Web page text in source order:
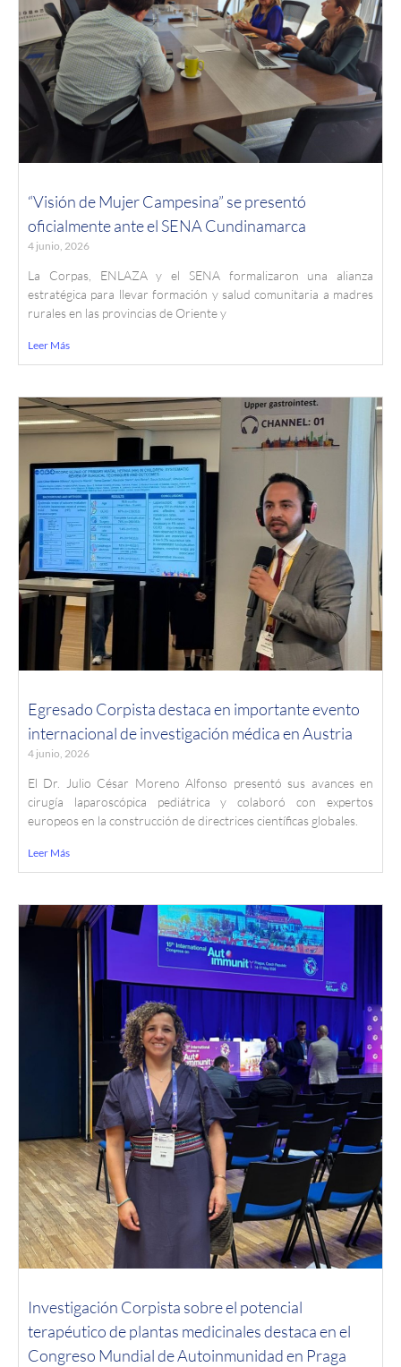
“Visión de Mujer Campesina” se presentó
oficialmente ante el SENA Cundinamarca
4 junio, 2026
La Corpas, ENLAZA y el SENA formalizaron una alianza
estratégica para llevar formación y salud comunitaria a madres
rurales en las provincias de Oriente y
Leer Más
Egresado Corpista destaca en importante evento
internacional de investigación médica en Austria
4 junio, 2026
El Dr. Julio César Moreno Alfonso presentó sus avances en
cirugía laparoscópica pediátrica y colaboró con expertos
europeos en la construcción de directrices científicas globales.
Leer Más
Investigación Corpista sobre el potencial
terapéutico de plantas medicinales destaca en el
Congreso Mundial de Autoinmunidad en Praga